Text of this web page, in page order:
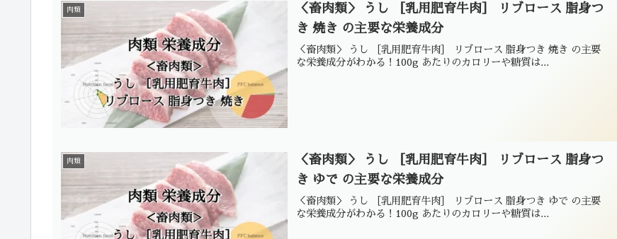
肉類
＜畜肉類＞ うし ［乳用肥育牛肉］ リブロース 脂身つ
き 焼き の主要な栄養成分
＜畜肉類＞ うし ［乳用肥育牛肉］ リブロース 脂身つき 焼き の主要
な栄養成分がわかる！100g あたりのカロリーや糖質は...
肉類
＜畜肉類＞ うし ［乳用肥育牛肉］ リブロース 脂身つ
き ゆで の主要な栄養成分
＜畜肉類＞ うし ［乳用肥育牛肉］ リブロース 脂身つき ゆで の主要
な栄養成分がわかる！100g あたりのカロリーや糖質は...